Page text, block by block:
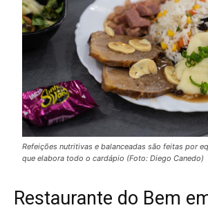
Refeições nutritivas e balanceadas são feitas por
que elabora todo o cardápio (Foto: Diego Canedo)
Restaurante do Bem